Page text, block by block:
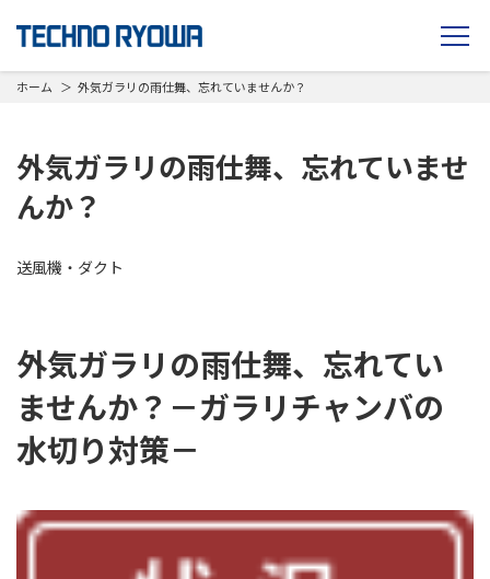
ホーム 外気ガラリの雨仕舞、忘れていませんか？
外気ガラリの雨仕舞、忘れていませ
んか？
送風機・ダクト
外気ガラリの雨仕舞、忘れてい
ませんか？－ガラリチャンバの
水切り対策－